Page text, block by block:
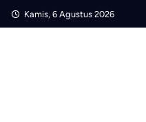
Kamis, 6 Agustus 2026